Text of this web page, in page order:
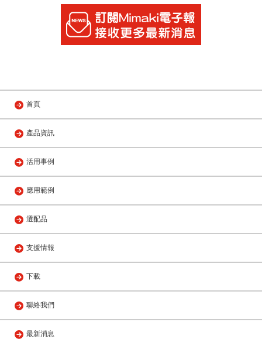
首頁
產品資訊
活用事例
應用範例
選配品
支援情報
下載
聯絡我們
最新消息